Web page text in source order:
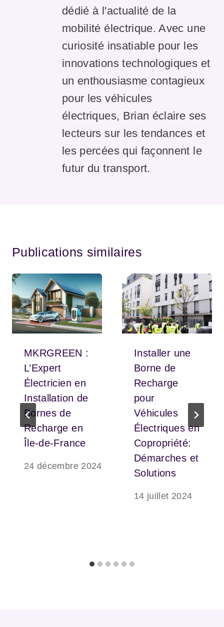
dédié à l'actualité de la
mobilité électrique. Avec une
curiosité insatiable pour les
innovations technologiques et
un enthousiasme contagieux
pour les véhicules
électriques, Brian éclaire ses
lecteurs sur les tendances et
les percées qui façonnent le
futur du transport.
Publications similaires
MKRGREEN :
L’Expert
Électricien en
Installation de
Bornes de
Recharge en
Île-de-France
24 décembre 2024
Installer une
Borne de
Recharge
pour
Véhicules
Électriques en
Copropriété:
Démarches et
Solutions
14 juillet 2024